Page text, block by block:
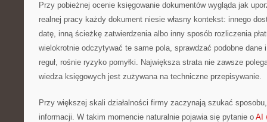
Przy pobieżnej ocenie księgowanie dokumentów wygląda jak
realnej pracy każdy dokument niesie własny kontekst: innego
datę, inną ścieżkę zatwierdzenia albo inny sposób rozliczenia
wielokrotnie odczytywać te same pola, sprawdzać podobne dane
reguł, rośnie ryzyko pomyłki. Największa strata nie zawsze
wiedza księgowych jest zużywana na techniczne przepisywanie.
Przy większej skali działalności firmy zaczynają szukać
informacji. W takim momencie naturalnie pojawia się pytanie o AI